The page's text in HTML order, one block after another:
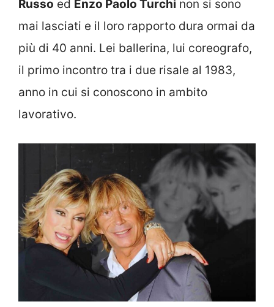
Russo ed Enzo Paolo Turchi non si sono
mai lasciati e il loro rapporto dura ormai da
più di 40 anni. Lei ballerina, lui coreografo,
il primo incontro tra i due risale al 1983,
anno in cui si conoscono in ambito
lavorativo.